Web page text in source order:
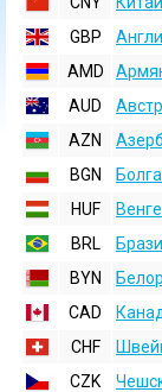
GBP
AMD
AUD
AZN
BGN
HUF
BRL
BYN
CAD
CHF
CZK